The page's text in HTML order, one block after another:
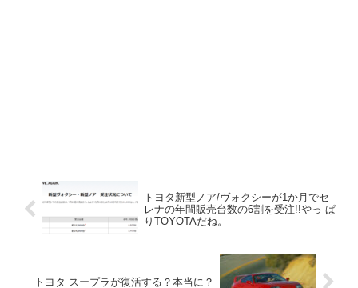
トヨタ新型ノア/ヴォクシーが1か月でセ
レナの年間販売台数の6割を受注!!やっ ぱ
りTOYOTAだね。
トヨタ スープラが復活する？本当に？